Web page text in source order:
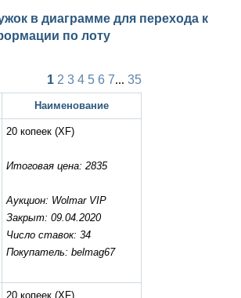
в диаграмме для перехода к
по лоту
1 2 3 4 5 6 7... 35
Наименование
20 копеек (XF)
Итоговая цена: 2835
Аукцион: Wolmar VIP
Закрыт: 09.04.2020
Число ставок: 34
Покупатель: belmag67
20 копеек (XF)